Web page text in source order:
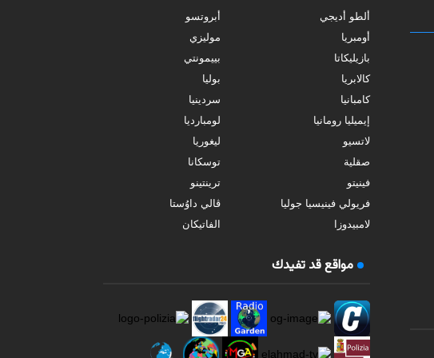
ألطو أديجي
أبروتسو
أومبريا
موليزي
بازيليكاتا
بييمونتي
كالابريا
بوليا
كامبانيا
سردينيا
إيميليا رومانيا
لومبارديا
لاتسيو
ليغوريا
صقلية
توسكانا
فينيتو
ترينتينو
فريولي فينيسيا جوليا
ڤالي داوُستا
لامبيدوزا
الفاتيكان
مواقع قد تفيدك